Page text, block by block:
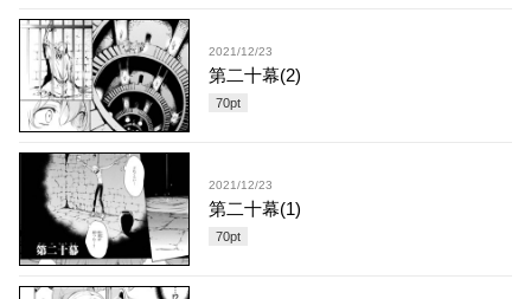
2021/12/23
第二十幕(2)
70pt
2021/12/23
第二十幕(1)
70pt